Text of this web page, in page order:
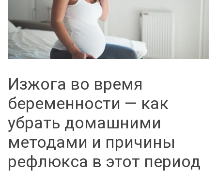
Изжога во время
беременности — как
убрать домашними
методами и причины
рефлюкса в этот период